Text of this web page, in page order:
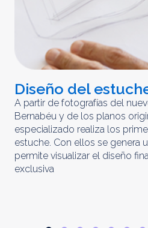
Diseño del
A partir de fotografías del
Bernabéu y de los planos
especializado realiza los
estuche. Con ellos se genera
permite visualizar el diseño
exclusiva